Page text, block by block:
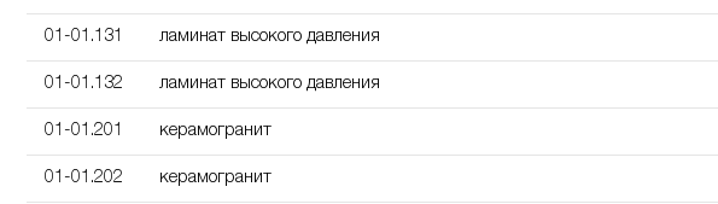
01-01.131 ламинат высокого давления
01-01.132 ламинат высокого давления
01-01.201 керамогранит
01-01.202 керамогранит